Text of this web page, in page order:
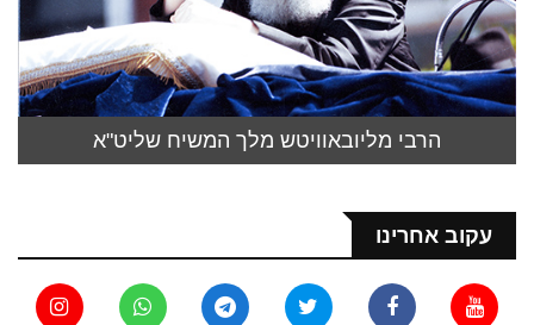
הרבי מליובאוויטש מלך המשיח שליט"א
עקוב אחרינו